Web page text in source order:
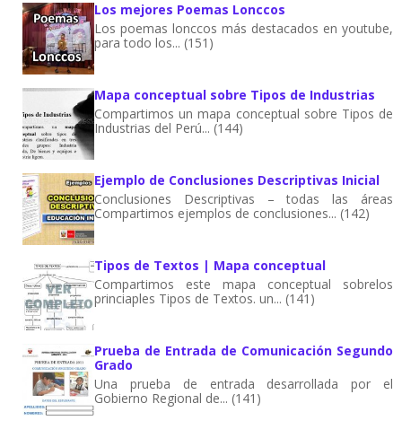
Los mejores Poemas Lonccos
Los poemas lonccos más destacados en youtube,
para todo los... (151)
Mapa conceptual sobre Tipos de Industrias
Compartimos un mapa conceptual sobre Tipos de
Industrias del Perú... (144)
Ejemplo de Conclusiones Descriptivas Inicial
Conclusiones Descriptivas – todas las áreas
Compartimos ejemplos de conclusiones... (142)
Tipos de Textos | Mapa conceptual
Compartimos este mapa conceptual sobrelos
princiaples Tipos de Textos. un... (141)
Prueba de Entrada de Comunicación Segundo
Grado
Una prueba de entrada desarrollada por el
Gobierno Regional de... (141)